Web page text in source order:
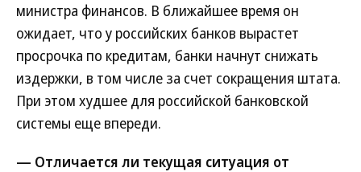
министра финансов. В ближайшее время он
ожидает, что у российских банков вырастет
просрочка по кредитам, банки начнут снижать
издержки, в том числе за счет сокращения штата.
При этом худшее для российской банковской
системы еще впереди.
— Отличается ли текущая ситуация от